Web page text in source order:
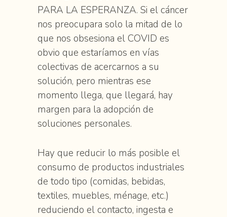
PARA LA ESPERANZA. Si el cáncer
nos preocupara solo la mitad de lo
que nos obsesiona el COVID es
obvio que estaríamos en vías
colectivas de acercarnos a su
solución, pero mientras ese
momento llega, que llegará, hay
margen para la adopción de
soluciones personales.
Hay que reducir lo más posible el
consumo de productos industriales
de todo tipo (comidas, bebidas,
textiles, muebles, ménage, etc.)
reduciendo el contacto, ingesta e